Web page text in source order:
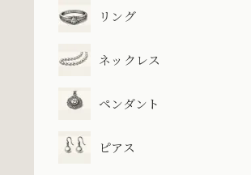
リング
ネックレス
ペンダント
ピアス